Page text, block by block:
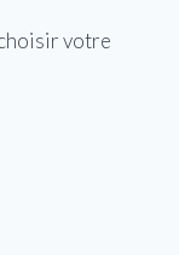
votre